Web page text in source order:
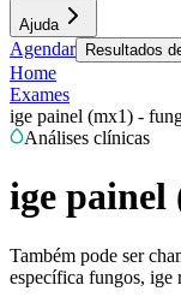
Ajuda
Agendar Resultados
Home
Exames
ige painel (mx1) -
Análises clínicas
ige painel
Também pode ser
específica fungos, ige